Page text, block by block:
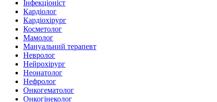
Інфекціоніст
Кардіолог
Кардіохірург
Косметолог
Мамолог
Мануальний терапевт
Невролог
Нейрохірург
Неонатолог
Нефролог
Онкогематолог
Онкогінеколог